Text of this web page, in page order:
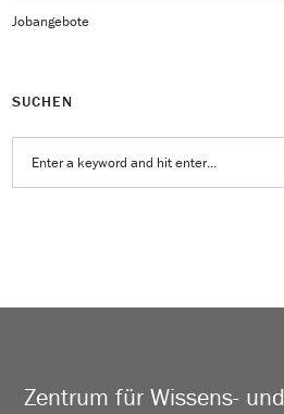
Jobangebote
SUCHEN
Zentrum für Wissens- und